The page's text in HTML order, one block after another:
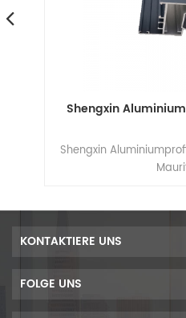
Shengxin
Shengxin
KONTAKTIERE UNS
FOLGE UNS